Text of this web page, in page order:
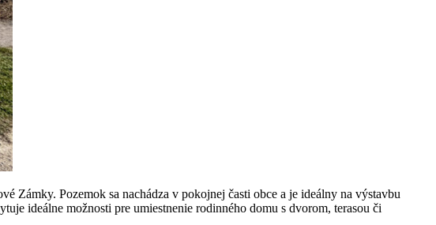
Pozemok sa nachádza v pokojnej časti obce a je ideálny na výstavbu
ideálne možnosti pre umiestnenie rodinného domu s dvorom, terasou či